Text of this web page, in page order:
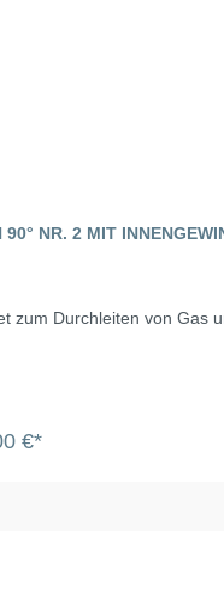
90° NR. 2 MIT
zum Durchleiten von Gas
€*